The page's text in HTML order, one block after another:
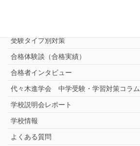
受験タイプ別対策
合格体験談（合格実績）
合格者インタビュー
代々木進学会 中学受験・学習対策コラム
学校説明会レポート
学校情報
よくある質問